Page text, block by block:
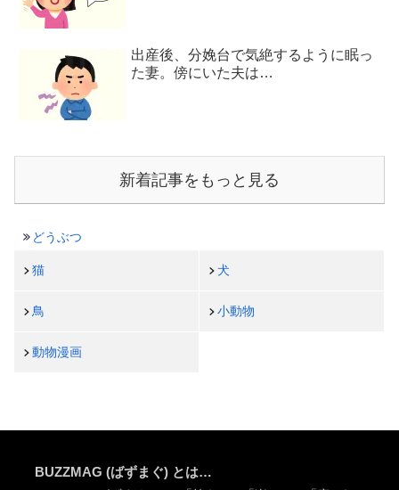
出産後、分娩台で気絶するように眠っ
た妻。傍にいた夫は…
新着記事をもっと見る
どうぶつ
猫 犬
鳥 小動物
動物漫画
BUZZMAG (ばずまぐ) とは…